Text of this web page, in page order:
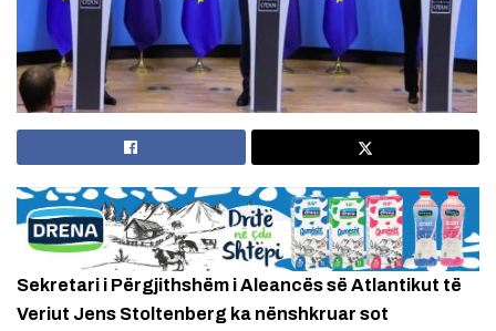
Sekretari i Përgjithshëm i Aleancës së Atlantikut të
Veriut Jens Stoltenberg ka nënshkruar sot